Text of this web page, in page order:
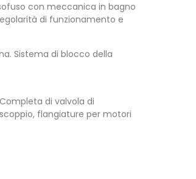
con meccanica in bagno
di funzionamento e
Sistema di blocco della
di valvola di
flangiature per motori